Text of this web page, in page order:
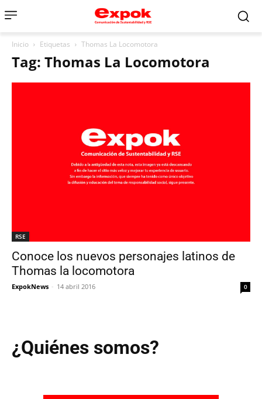
Inicio Etiquetas Thomas La Locomotora
Tag: Thomas La Locomotora
RSE
Conoce los nuevos personajes latinos de
Thomas la locomotora
ExpokNews - 14 abril 2016 0
¿Quiénes somos?